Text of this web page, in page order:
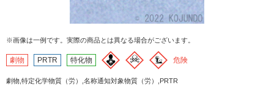
常温常圧で気体であり、弊社では取り扱いしておりません。
放射性元素または人工元素であり、弊社では取り扱いしておりません。
キーワードで検索する
フリーワードで検索
※画像は一例です。実際の商品とは異なる場合がございます。
劇物 PRTR 特化物 危険
劇物,特定化学物質（労）,名称通知対象物質（労）,PRTR